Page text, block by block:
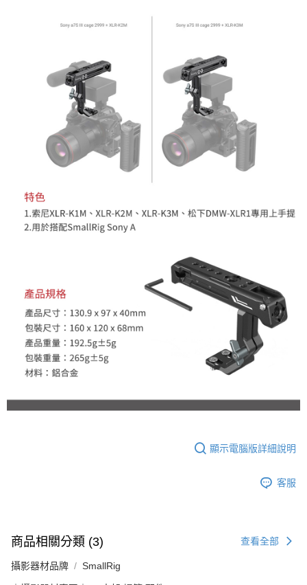
「AFTEE先享後付」，若未經同意申辦者引起之損失，本公司不負相關責
請求用戶進行身份認證。
５．嚴禁一人註冊多個帳號或使用他人資訊註冊。若發現惡意使用之情形，
恩沛科技股份有限公司將有權停止該用戶之使用額度並採取法律行動。
顯示電腦版詳細說明
客服
商品相關分類 (3) 查看全部
攝影器材品牌 SmallRig